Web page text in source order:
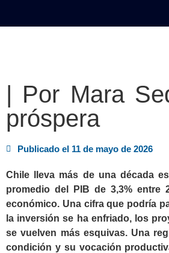
| Por Mara
próspera
Publicado el 11 de mayo de 2026
Chile lleva más de una década
promedio del PIB de 3,3% entre
económico. Una cifra que podría
la inversión se ha enfriado, los
se vuelven más esquivas. Una
condición y su vocación